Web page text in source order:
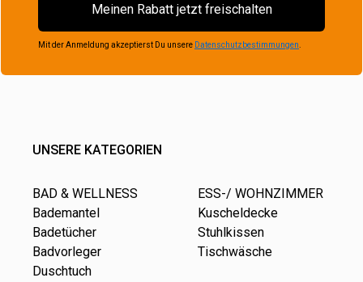
Meinen Rabatt jetzt freischalten
Mit der Anmeldung akzeptierst Du unsere Datenschutzbestimmungen
UNSERE KATEGORIEN
BAD & WELLNESS
Bademantel
Badetücher
Badvorleger
Duschtuch
ESS-/ WOHNZIMMER
Kuscheldecke
Stuhlkissen
Tischwäsche